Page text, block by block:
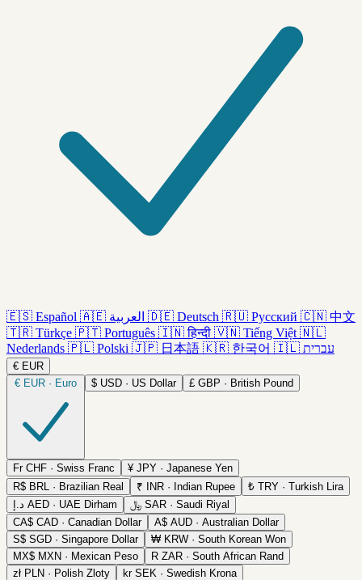
🇪🇸 Español 🇦🇪 العربية 🇩🇪 Deutsch 🇷🇺 Русский 🇨🇳 中文
🇹🇷 Türkçe 🇵🇹 Português 🇮🇳 हिन्दी 🇻🇳 Tiếng Việt 🇳🇱
Nederlands 🇵🇱 Polski 🇯🇵 日本語 🇰🇷 한국어 🇮🇱 עברית
€ EUR
€ EUR · Euro $ USD · US Dollar £ GBP · British Pound
Fr CHF · Swiss Franc ¥ JPY · Japanese Yen
R$ BRL · Brazilian Real ₹ INR · Indian Rupee ₺ TRY · Turkish Lira
د.إ AED · UAE Dirham ﷼ SAR · Saudi Riyal
CA$ CAD · Canadian Dollar A$ AUD · Australian Dollar
S$ SGD · Singapore Dollar ₩ KRW · South Korean Won
MX$ MXN · Mexican Peso R ZAR · South African Rand
zł PLN · Polish Zloty kr SEK · Swedish Krona